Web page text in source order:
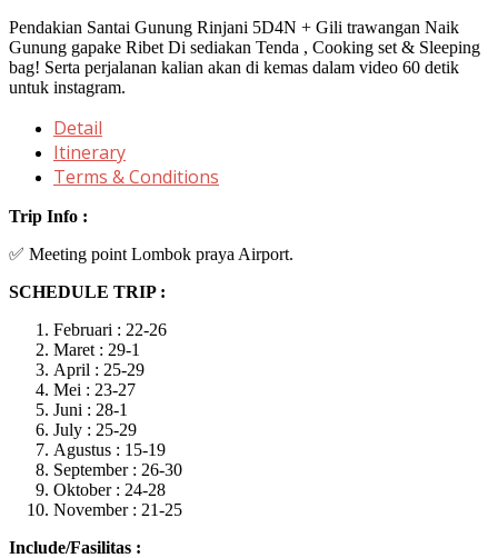
Pendakian Santai Gunung Rinjani 5D4N + Gili trawangan Naik
Gunung gapake Ribet Di sediakan Tenda , Cooking set & Sleeping
bag! Serta perjalanan kalian akan di kemas dalam video 60 detik
untuk instagram.
Detail
Itinerary
Terms & Conditions
Trip Info :
✅ Meeting point Lombok praya Airport.
SCHEDULE TRIP :
Februari : 22-26
Maret : 29-1
April : 25-29
Mei : 23-27
Juni : 28-1
July : 25-29
Agustus : 15-19
September : 26-30
Oktober : 24-28
November : 21-25
Include/Fasilitas :